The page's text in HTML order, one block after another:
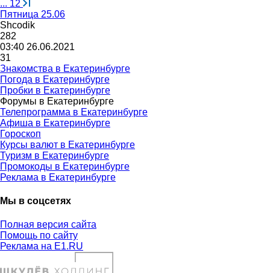
... 12
Пятница 25.06
Shcodik
282
03:40 26.06.2021
31
Знакомства в Екатеринбурге
Погода в Екатеринбурге
Пробки в Екатеринбурге
Форумы в Екатеринбурге
Телепрограмма в Екатеринбурге
Афиша в Екатеринбурге
Гороскоп
Курсы валют в Екатеринбурге
Туризм в Екатеринбурге
Промокоды в Екатеринбурге
Реклама в Екатеринбурге
Мы в соцсетях
Полная версия сайта
Помощь по сайту
Реклама на E1.RU